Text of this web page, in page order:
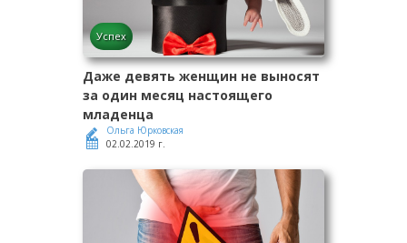
Успех
Даже девять женщин не выносят
за один месяц настоящего
младенца
Ольга Юрковская
02.02.2019 г.